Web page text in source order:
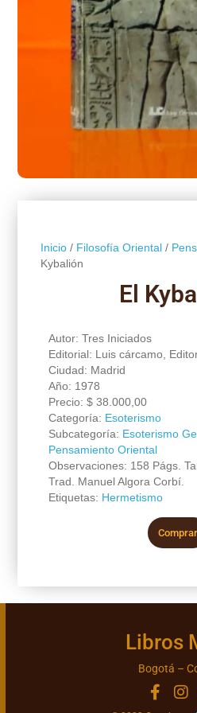
Inicio/ Filosofía Oriental/
Kybalión
El
Autor: Tres Iniciados
Editorial: Luis cárcamo,
Ciudad: Madrid
Año: 1978
Precio: $38.000,00
Categoría: Esoterismo
Subcategoría: Esoterismo
Pensamiento Oriental
Observaciones: 158 Págs.
Trad. Manuel Algora Corbí.
Etiquetas: Hermetismo
Comprar
Libros
Bogotá –